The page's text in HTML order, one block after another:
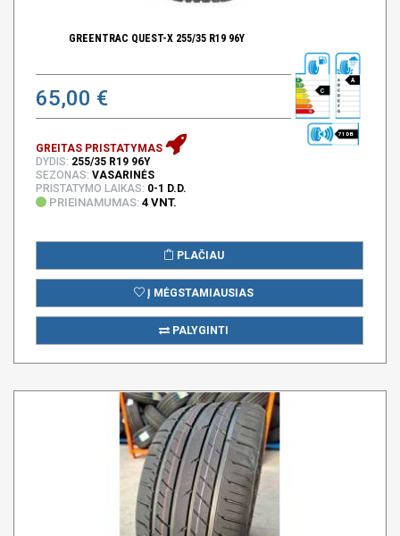
GREENTRAC QUEST-X 255/35 R19 96Y
65,00 € C
A
71 DB
GREITAS PRISTATYMAS
DYDIS: 255/35 R19 96Y
SEZONAS: VASARINĖS
PRISTATYMO LAIKAS: 0-1 D.D.
PRIEINAMUMAS: 4 VNT.
PLAČIAU
Į MĖGSTAMIAUSIAS
PALYGINTI